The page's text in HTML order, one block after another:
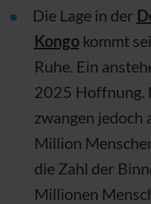
Die Lage in der
Kongokommt
Ruhe. Ein
2025 Hoffnung.
zwangen jedoch
Million
die Zahl der
Millionen